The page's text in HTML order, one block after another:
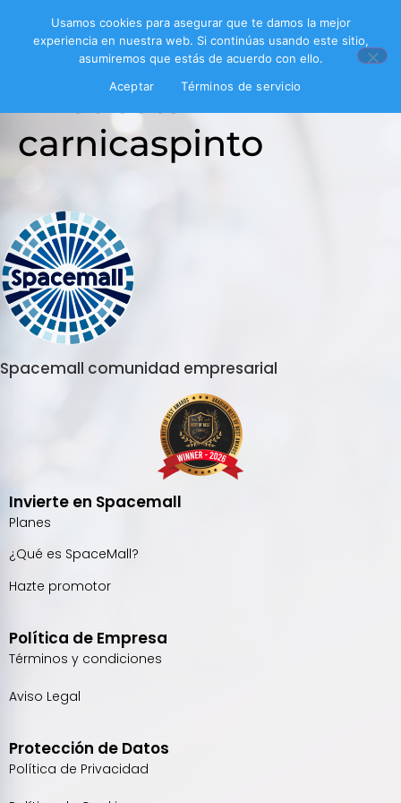
Encuesta
carnicaspinto
Spacemall comunidad empresarial
Invierte en Spacemall
Planes
¿Qué es SpaceMall?
Hazte promotor
Política de Empresa
Términos y condiciones
Aviso Legal
Protección de Datos
Política de Privacidad
Usamos cookies para asegurar que te damos la mejor
experiencia en nuestra web. Si continúas usando este sitio,
asumiremos que estás de acuerdo con ello.
Aceptar
Términos de servicio